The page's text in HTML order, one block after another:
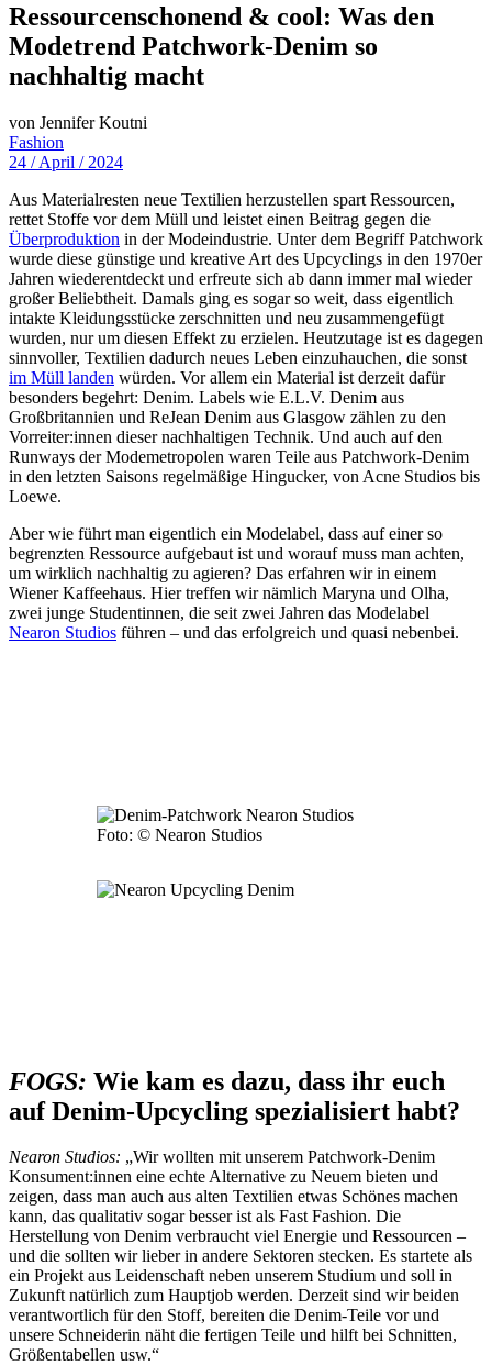
Ressourcenschonend & cool: Was den
Modetrend Patchwork-Denim so
nachhaltig macht
von Jennifer Koutni
Fashion
24 / April / 2024
Aus Materialresten neue Textilien herzustellen spart Ressourcen,
rettet Stoffe vor dem Müll und leistet einen Beitrag gegen die
Überproduktion in der Modeindustrie. Unter dem Begriff Patchwork
wurde diese günstige und kreative Art des Upcyclings in den 1970er
Jahren wiederentdeckt und erfreute sich ab dann immer mal wieder
großer Beliebtheit. Damals ging es sogar so weit, dass eigentlich
intakte Kleidungsstücke zerschnitten und neu zusammengefügt
wurden, nur um diesen Effekt zu erzielen. Heutzutage ist es dagegen
sinnvoller, Textilien dadurch neues Leben einzuhauchen, die sonst
im Müll landen würden. Vor allem ein Material ist derzeit dafür
besonders begehrt: Denim. Labels wie E.L.V. Denim aus
Großbritannien und ReJean Denim aus Glasgow zählen zu den
Vorreiter:innen dieser nachhaltigen Technik. Und auch auf den
Runways der Modemetropolen waren Teile aus Patchwork-Denim
in den letzten Saisons regelmäßige Hingucker, von Acne Studios bis
Loewe.
Aber wie führt man eigentlich ein Modelabel, dass auf einer so
begrenzten Ressource aufgebaut ist und worauf muss man achten,
um wirklich nachhaltig zu agieren? Das erfahren wir in einem
Wiener Kaffeehaus. Hier treffen wir nämlich Maryna und Olha,
zwei junge Studentinnen, die seit zwei Jahren das Modelabel
Nearon Studios führen – und das erfolgreich und quasi nebenbei.
Foto: © Nearon Studios
FOGS: Wie kam es dazu, dass ihr euch
auf Denim-Upcycling spezialisiert habt?
Nearon Studios: „Wir wollten mit unserem Patchwork-Denim
Konsument:innen eine echte Alternative zu Neuem bieten und
zeigen, dass man auch aus alten Textilien etwas Schönes machen
kann, das qualitativ sogar besser ist als Fast Fashion. Die
Herstellung von Denim verbraucht viel Energie und Ressourcen –
und die sollten wir lieber in andere Sektoren stecken. Es startete als
ein Projekt aus Leidenschaft neben unserem Studium und soll in
Zukunft natürlich zum Hauptjob werden. Derzeit sind wir beiden
verantwortlich für den Stoff, bereiten die Denim-Teile vor und
unsere Schneiderin näht die fertigen Teile und hilft bei Schnitten,
Größentabellen usw.“